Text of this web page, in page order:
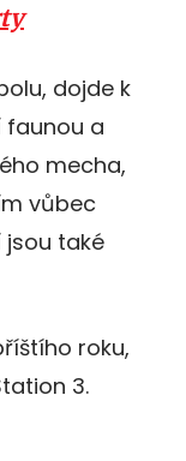
dojde k
faunou a
mecha,
vůbec
jsou také
roku,
3.